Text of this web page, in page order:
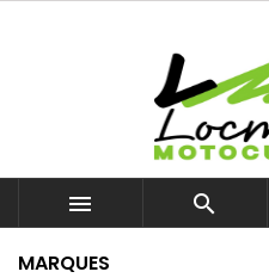
 
MARQUES